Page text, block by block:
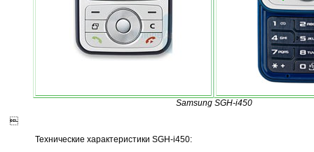
Samsung SGH-i450

Технические характеристики SGH-i450: